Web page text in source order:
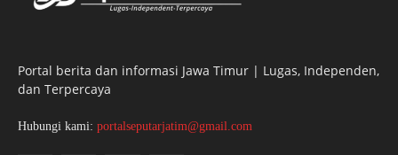
Portal berita dan informasi Jawa Timur | Lugas, Independen,
dan Terpercaya
Hubungi kami: portalseputarjatim@gmail.com